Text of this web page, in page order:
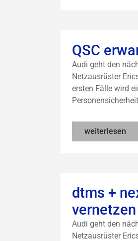
QSC
Audi geht den
Netzausrüster
ersten Fälle wird
weiterlesen
dtms +
vernetzen
Audi geht den
Netzausrüster